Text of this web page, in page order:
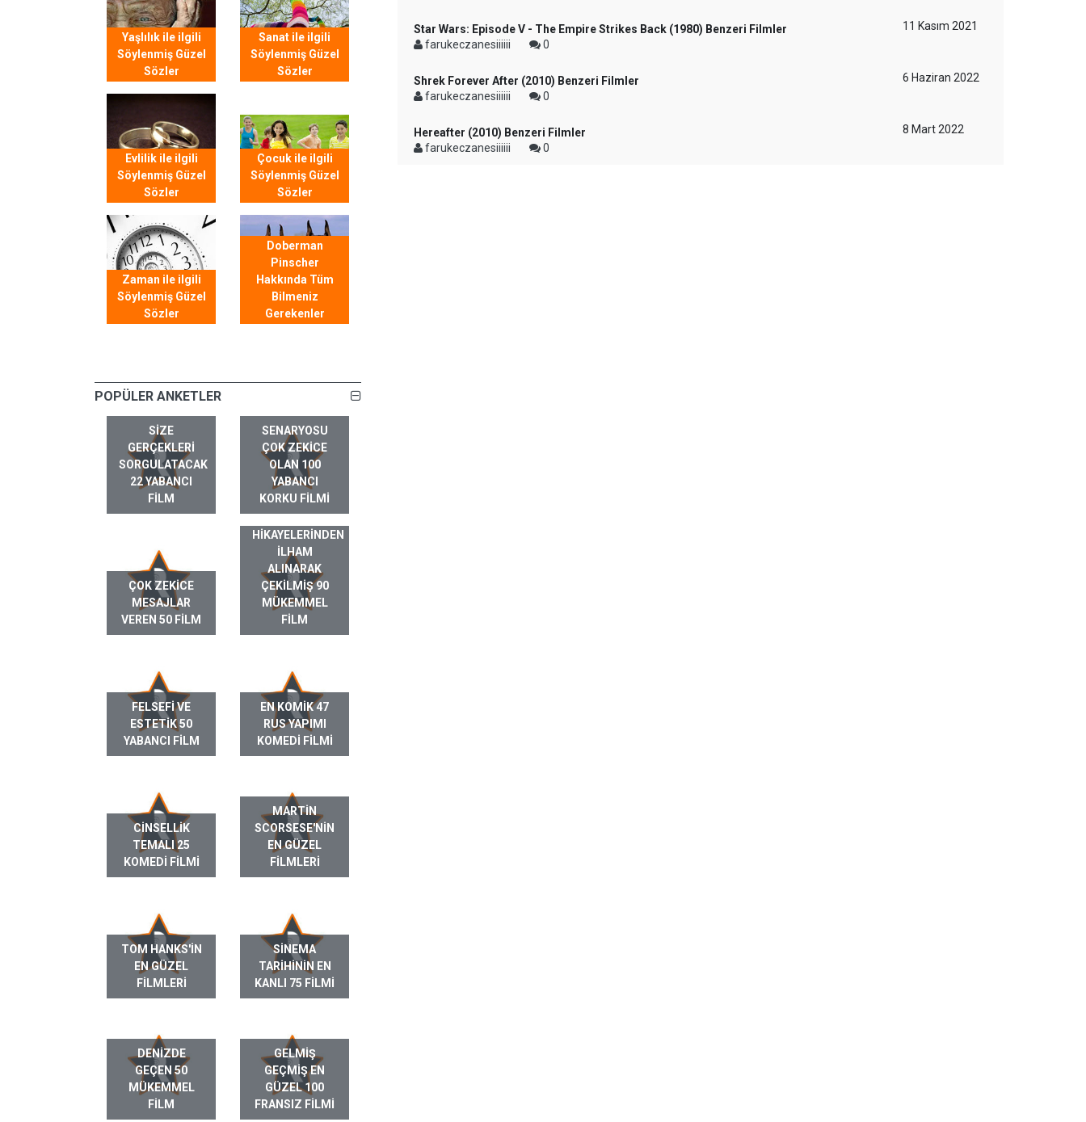
Yaşlılık ile ilgili
Söylenmiş Güzel
Sözler
Sanat ile ilgili
Söylenmiş Güzel
Sözler
Evlilik ile ilgili
Söylenmiş Güzel
Sözler
Çocuk ile ilgili
Söylenmiş Güzel
Sözler
Zaman ile ilgili
Söylenmiş Güzel
Sözler
Doberman
Pinscher
Hakkında Tüm
Bilmeniz
Gerekenler
POPÜLER ANKETLER
SIZE
GERÇEKLERI
SORGULATACAK
22 YABANCI
FILM
SENARYOSU
ÇOK ZEKICE
OLAN 100
YABANCI
KORKU FILMI
ÇOK ZEKICE
MESAJLAR
VEREN 50 FILM
GERÇEK HAYAT
HIKAYELERINDEN
ILHAM
ALINARAK
ÇEKILMIŞ 90
MÜKEMMEL
FILM
FELSEFI VE
ESTETIK 50
YABANCI FILM
EN KOMIK 47
RUS YAPIMI
KOMEDI FILMI
CINSELLIK
TEMALI 25
KOMEDI FILMI
MARTIN
SCORSESE'NIN
EN GÜZEL
FILMLERI
TOM HANKS'IN
EN GÜZEL
FILMLERI
SINEMA
TARIHININ EN
KANLI 75 FILMI
DENIZDE
GEÇEN 50
MÜKEMMEL
FILM
GELMIŞ
GEÇMIŞ EN
GÜZEL 100
FRANSIZ FILMI
Star Wars: Episode V - The Empire Strikes Back (1980) Benzeri Filmler
farukeczanesiiiiii
0
11 Kasım 2021
Shrek Forever After (2010) Benzeri Filmler
farukeczanesiiiiii
0
6 Haziran 2022
Hereafter (2010) Benzeri Filmler
farukeczanesiiiiii
0
8 Mart 2022